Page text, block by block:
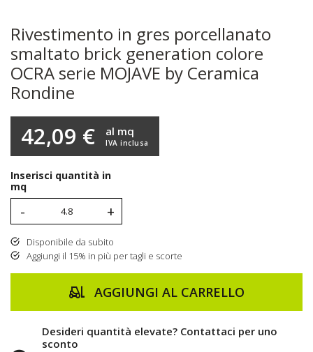
Rivestimento in gres porcellanato
smaltato brick generation colore
OCRA serie MOJAVE by Ceramica
Rondine
42,09 € IVA inclusa
al mq
Inserisci quantità in
mq
- +
Disponibile da subito
Aggiungi il 15% in più per tagli e scorte
AGGIUNGI AL CARRELLO
Desideri quantità elevate? Contattaci per uno
sconto